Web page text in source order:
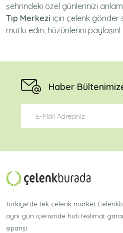
şehrindeki özel günlerinizi
Tıp Merkezi için çelenk gönder
mutlu edin, hüzünlerini paylaşın!
Haber
Türkiye'de tek çelenk market
aynı gün içerisinde hızlı teslimat
siparişi.